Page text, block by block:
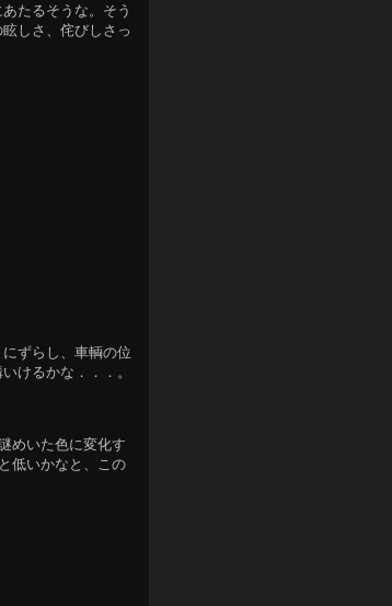
たるそうな。そう
しさ、侘びしさっ
ずらし、車輌の位
るかな．．．。
めいた色に変化す
低いかなと、この